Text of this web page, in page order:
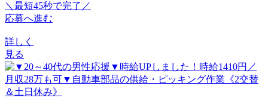
＼最短45秒で完了／
応募へ進む
詳しく
見る